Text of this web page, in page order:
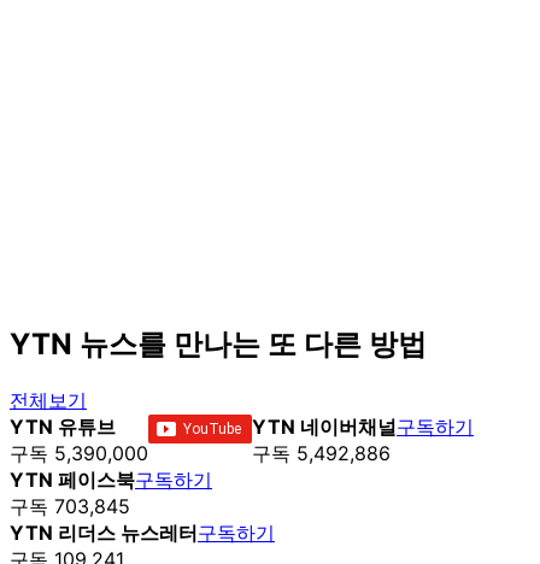
YTN 뉴스를 만나는 또 다른 방법
전체보기
YTN 유튜브
구독 5,390,000
YTN 네이버채널
구독 5,492,886
구독하기
YTN 페이스북
구독 703,845
구독하기
YTN 리더스 뉴스레터
구독 109,241
구독하기